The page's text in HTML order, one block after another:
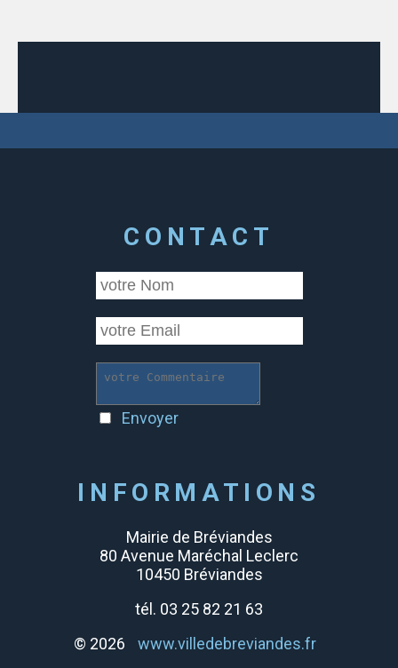
CONTACT
Envoyer
INFORMATIONS
Mairie de Bréviandes
80 Avenue Maréchal Leclerc
10450 Bréviandes
tél. 03 25 82 21 63
© 2026
www.villedebreviandes.fr